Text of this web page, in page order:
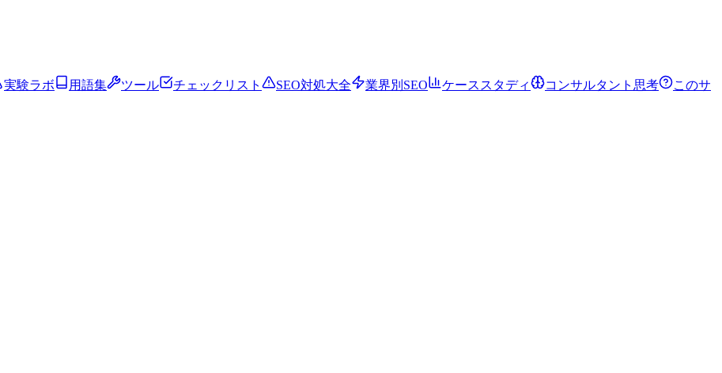
実験ラボ 用語集 ツール チェックリスト SEO対処大全 業界別SEO ケーススタディ コンサルタント思考
このサ